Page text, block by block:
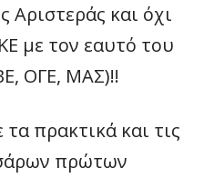
και όχι
με τον εαυτό του
ΟΓΕ, ΜΑΣ)!!
πρακτικά και τις
πρώτων